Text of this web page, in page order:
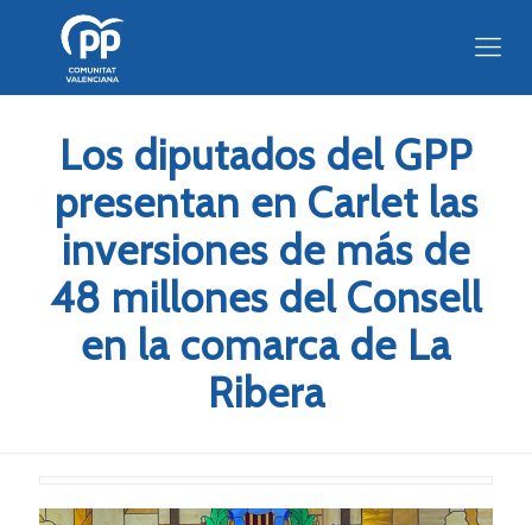
Los diputados del GPP
presentan en Carlet las
inversiones de más de
48 millones del Consell
en la comarca de La
Ribera